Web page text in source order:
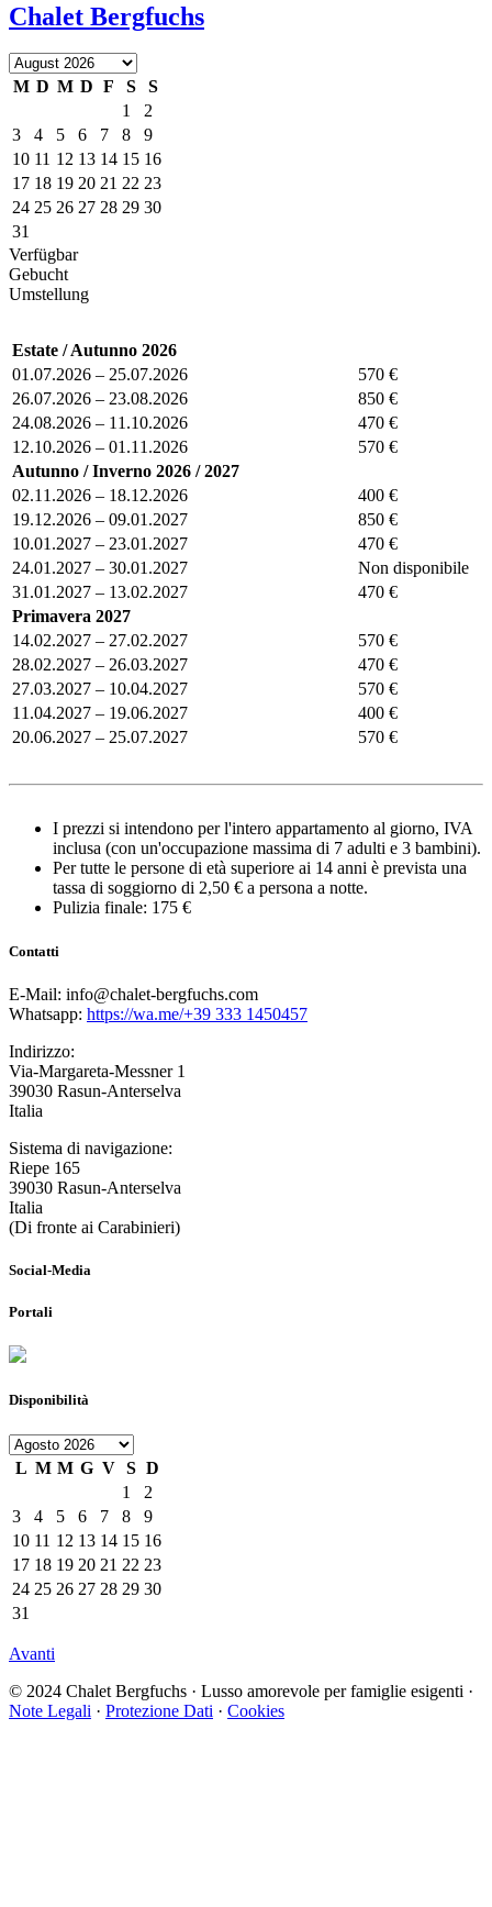
Chalet Bergfuchs
M D M D F S
S
1
2
3
4 5 6 7 8
9
10 11 12 13 14 15 16
17 18 19 20 21 22 23
24 25 26 27 28 29 30
31
Verfügbar
Gebucht
Umstellung
Estate / Autunno 2026
01.07.2026 – 25.07.2026
570 €
26.07.2026 – 23.08.2026
850 €
24.08.2026 – 11.10.2026
470 €
12.10.2026 – 01.11.2026
570 €
Autunno / Inverno 2026 / 2027
02.11.2026 – 18.12.2026
400 €
19.12.2026 – 09.01.2027
850 €
10.01.2027 – 23.01.2027
470 €
24.01.2027 – 30.01.2027
Non disponibile
31.01.2027 – 13.02.2027
470 €
Primavera 2027
14.02.2027 – 27.02.2027
570 €
28.02.2027 – 26.03.2027
470 €
27.03.2027 – 10.04.2027
570 €
11.04.2027 – 19.06.2027
400 €
20.06.2027 – 25.07.2027
570 €
I prezzi si intendono per l'intero appartamento al giorno, IVA
inclusa (con un'occupazione massima di 7 adulti e 3 bambini).
Per tutte le persone di età superiore ai 14 anni è prevista una
tassa di soggiorno di 2,50 € a persona a notte.
Pulizia finale: 175 €
Contatti
E-Mail: info@chalet-bergfuchs.com
Whatsapp: https://wa.me/+39 333 1450457
Indirizzo:
Via-Margareta-Messner 1
39030 Rasun-Anterselva
Italia
Sistema di navigazione:
Riepe 165
39030 Rasun-Anterselva
Italia
(Di fronte ai Carabinieri)
Social-Media
Portali
Disponibilità
L M M G V S D
1
2
3
4 5 6 7 8
9
10 11 12 13 14 15 16
17 18 19 20 21 22 23
24 25 26 27 28 29 30
31
Avanti
© 2024 Chalet Bergfuchs · Lusso amorevole per famiglie esigenti ·
Note Legali · Protezione Dati · Cookies